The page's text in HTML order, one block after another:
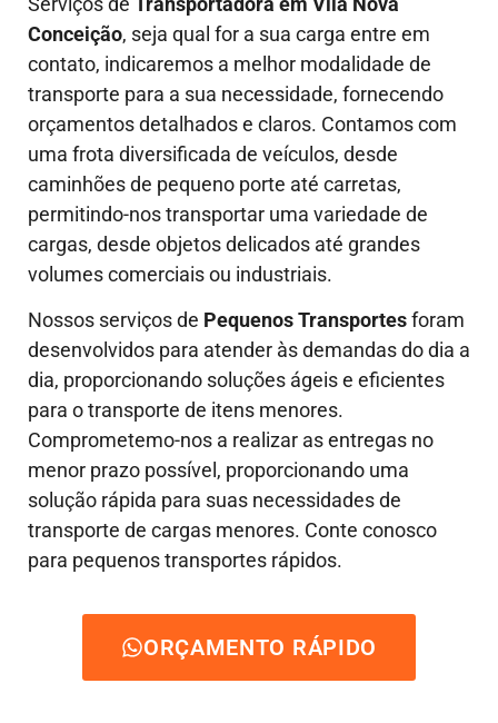
Conceição, seja qual for a sua carga entre em
contato, indicaremos a melhor modalidade de
transporte para a sua necessidade, fornecendo
orçamentos detalhados e claros. Contamos com
uma frota diversificada de veículos, desde
caminhões de pequeno porte até carretas,
permitindo-nos transportar uma variedade de
cargas, desde objetos delicados até grandes
volumes comerciais ou industriais.
Nossos serviços de Pequenos Transportesforam
desenvolvidos para atender às demandas do dia a
dia, proporcionando soluções ágeis e eficientes
para o transporte de itens menores.
Comprometemo-nos a realizar as entregas no
menor prazo possível, proporcionando uma
solução rápida para suas necessidades de
transporte de cargas menores. Conte conosco
para pequenos transportes rápidos.
ORÇAMENTO RÁPIDO